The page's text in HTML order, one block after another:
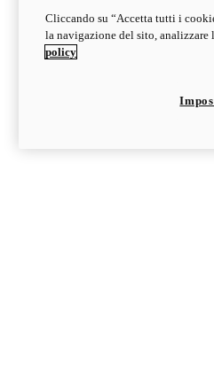
Cliccando su “Accetta tutti i
la navigazione del sito,
policy